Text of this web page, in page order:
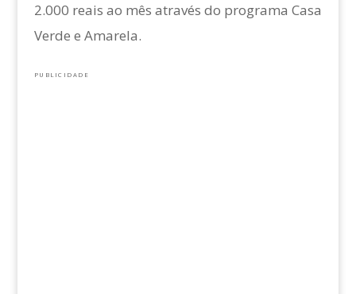
2.000 reais ao mês através do programa Casa
Verde e Amarela.
PUBLICIDADE